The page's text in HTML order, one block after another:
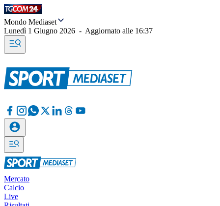
Mondo Mediaset
Lunedì 1 Giugno 2026 - Aggiornato alle 16:37
Mercato
Calcio
Live